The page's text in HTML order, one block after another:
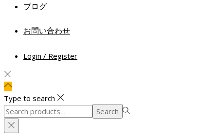
ブログ
お問い合わせ
Login / Register
Type to search
Search
for:>
Search